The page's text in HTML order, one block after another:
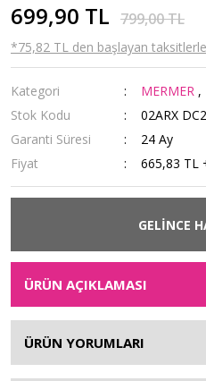
699,90 TL 799,00 TL
*75,82 TL den başlayan
Kategori MERMER ,
Stok Kodu
02ARX
Garanti Süresi
24 Ay
Fiyat
665,83 TL
GELİNCE
ÜRÜN AÇIKLAMASI
ÜRÜN YORUMLARI